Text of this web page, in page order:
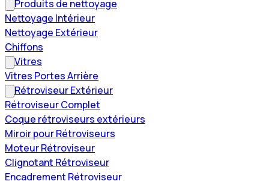
Produits de nettoyage
Nettoyage Intérieur
Nettoyage Extérieur
Chiffons
Vitres
Vitres Portes Arrière
Rétroviseur Extérieur
Rétroviseur Complet
Coque rétroviseurs extérieurs
Miroir pour Rétroviseurs
Moteur Rétroviseur
Clignotant Rétroviseur
Encadrement Rétroviseur